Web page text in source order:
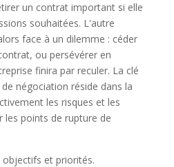
un contrat important si elle
souhaitées. L'autre
face à un dilemme : céder
ou persévérer en
finira par reculer. La clé
négociation réside dans la
les risques et les
les points de rupture de
et priorités.